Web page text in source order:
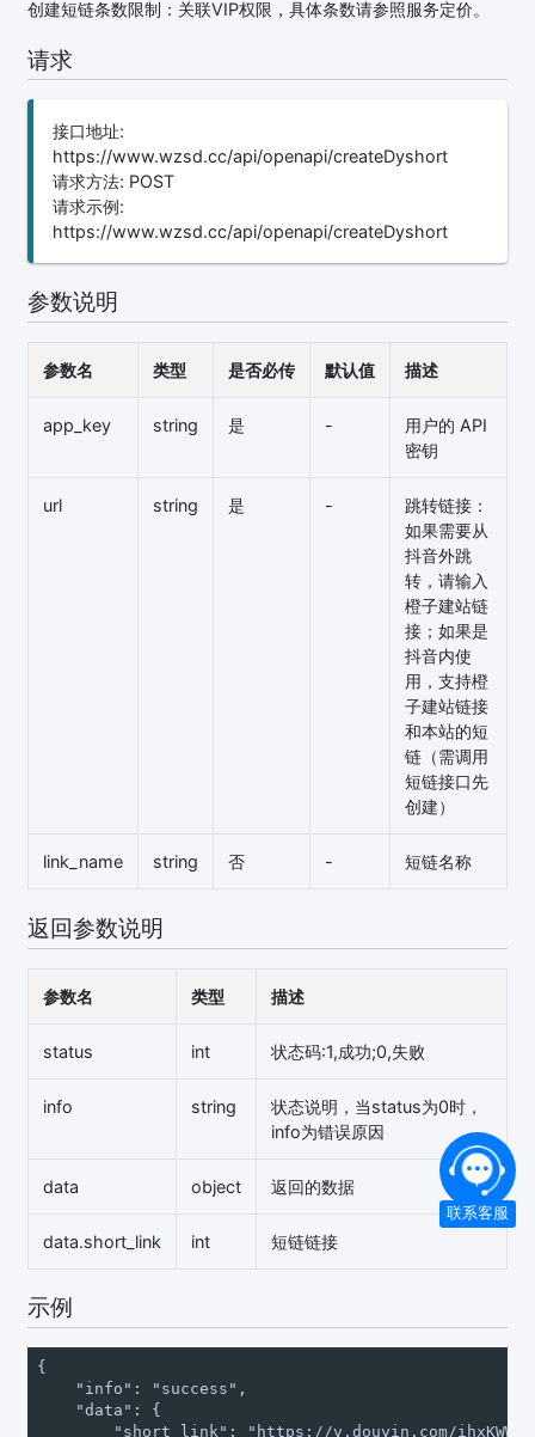
创建短链条数限制：关联VIP权限，具体条数请参照服务定价。
请求
接口地址:
https://www.wzsd.cc/api/openapi/createDyshort
请求方法: POST
请求示例:
https://www.wzsd.cc/api/openapi/createDyshort
参数说明
参数名 类型 是否必传 默认值 描述
app_key string 是 -
用户的 API
密钥
url string 是 -
跳转链接：
如果需要从
抖音外跳
转，请输入
橙子建站链
接；如果是
抖音内使
用，支持橙
子建站链接
和本站的短
链（需调用
短链接口先
创建）
link_name string 否 - 短链名称
返回参数说明
参数名 类型 描述
status int 状态码:1,成功;0,失败
info string
状态说明，当status为0时，
info为错误原因
data object 返回的数据
data.short_link int 短链链接
示例
{
    "info": "success",
    "data": {
"short_link": "https://v.douyin.com/
联系客服